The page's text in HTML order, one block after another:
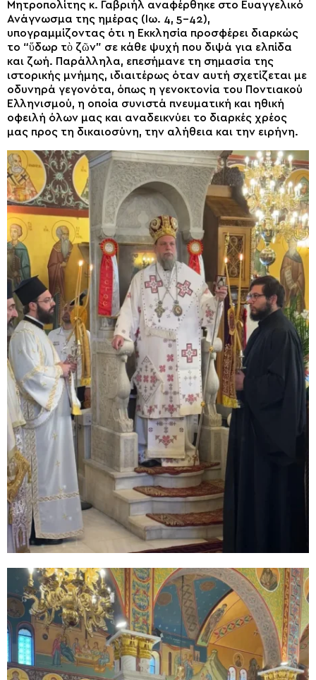
Μητροπολίτης κ. Γαβριήλ αναφέρθηκε στο Ευαγγελικό
Ανάγνωσμα της ημέρας (Ιω. 4, 5-42),
υπογραμμίζοντας ότι η Εκκλησία προσφέρει διαρκώς
το “ὕδωρ τὸ ζῶν” σε κάθε ψυχή που διψά για ελπίδα
και ζωή. Παράλληλα, επεσήμανε τη σημασία της
ιστορικής μνήμης, ιδιαιτέρως όταν αυτή σχετίζεται με
οδυνηρά γεγονότα, όπως η γενοκτονία του Ποντιακού
Ελληνισμού, η οποία συνιστά πνευματική και ηθική
οφειλή όλων μας και αναδεικνύει το διαρκές χρέος
μας προς τη δικαιοσύνη, την αλήθεια και την ειρήνη.